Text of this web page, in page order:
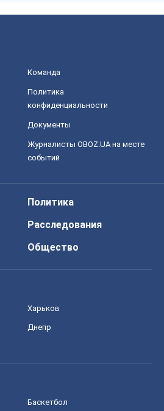
Команда
Политика
конфиденциальности
Документы
Журналисты OBOZ.UA на месте
событий
Политика
Расследования
Общество
Харьков
Днепр
Баскетбол